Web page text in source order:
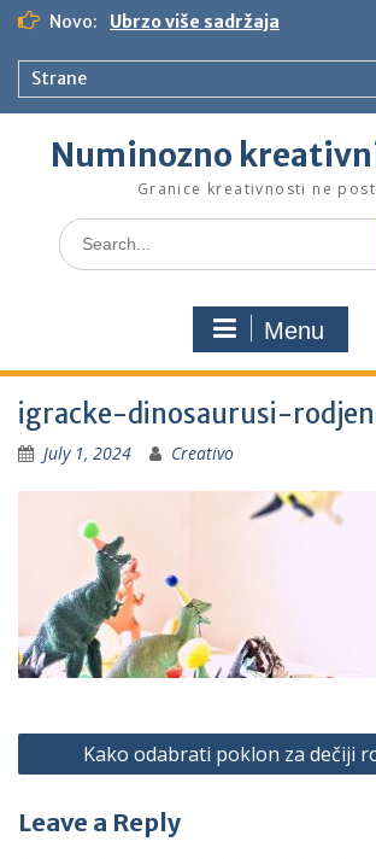
t
Novo: Ubrzo više sadržaja
Strane
Numinozno
Granice kreativnosti ne
S
e
f
o
:
Menu
igracke-dinosaurusi-
July 1, 2024 Creativo
P
o
s
Kako odabrati poklon za dečiji
Leave a Reply